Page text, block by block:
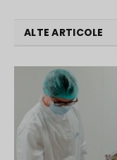
ALTE ARTICOLE